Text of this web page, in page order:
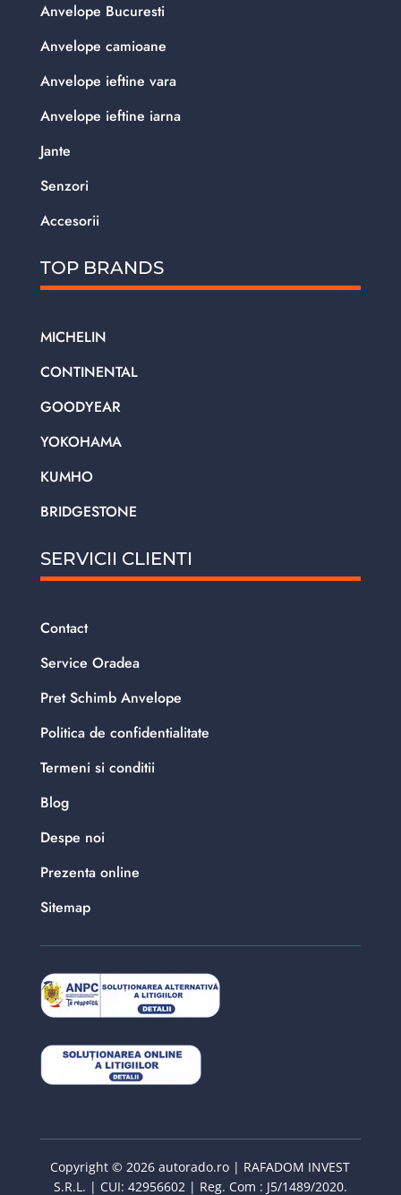
Anvelope Bucuresti
Anvelope camioane
Anvelope ieftine vara
Anvelope ieftine iarna
Jante
Senzori
Accesorii
TOP BRANDS
MICHELIN
CONTINENTAL
GOODYEAR
YOKOHAMA
KUMHO
BRIDGESTONE
SERVICII CLIENTI
Contact
Service Oradea
Pret Schimb Anvelope
Politica de confidentialitate
Termeni si conditii
Blog
Despe noi
Prezenta online
Sitemap
Copyright © 2026 autorado.ro | RAFADOM INVEST
S.R.L. | CUI: 42956602 | Reg. Com : J5/1489/2020.